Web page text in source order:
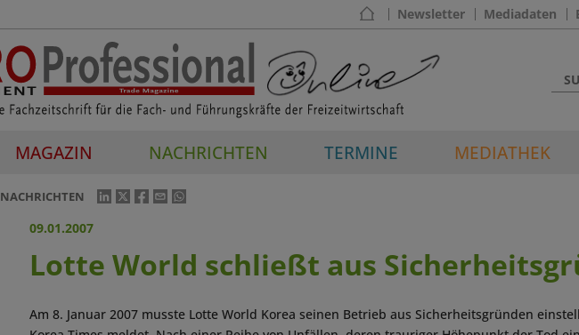
Newsletter Mediadaten
MAGAZIN NACHRICHTEN TERMINE MEDIATHEK
NACHRICHTEN
09.01.2007
Lotte World schließt aus
Am 8. Januar 2007 musste Lotte World Korea seinen Betrieb aus Sicherheitsgründen